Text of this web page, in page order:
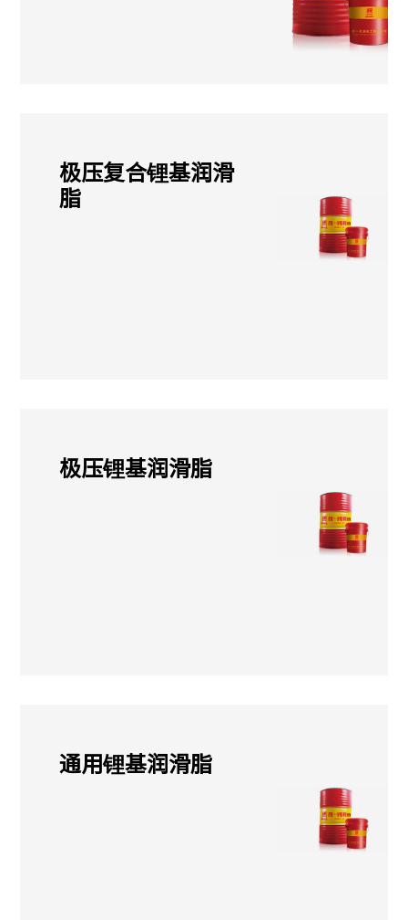
极压复合锂基润滑
脂
极压锂基润滑脂
通用锂基润滑脂